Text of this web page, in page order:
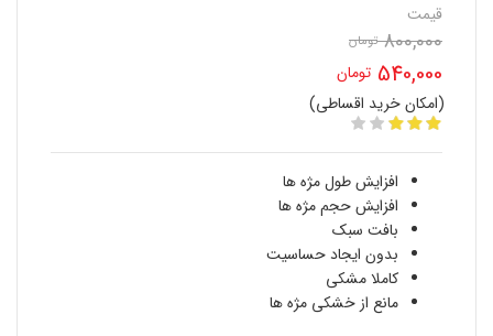
قیمت
800,000 تومان
اصلی
بود.
540,000 تومان
قیمت
فعلی
540,000 تومان
است.
(امکان خرید اقساطی)
افزایش طول مژه ها
افزایش حجم مژه ها
بافت سبک
بدون ایجاد حساسیت
کاملا مشکی
مانع از خشکی مژه ها